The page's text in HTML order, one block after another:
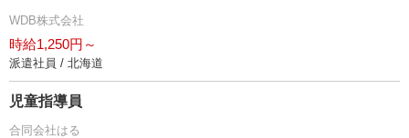
WDB株式会社
時給1,250円～
派遣社員 / 北海道
児童指導員
合同会社はる